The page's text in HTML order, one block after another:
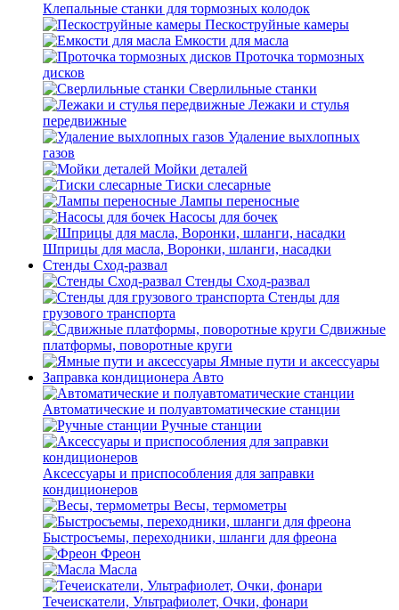
Клепальные станки для тормозных колодок
Пескоструйные камеры
Емкости для масла
Проточка тормозных
дисков
Сверлильные станки
Лежаки и стулья
передвижные
Удаление выхлопных
газов
Мойки деталей
Тиски слесарные
Лампы переносные
Насосы для бочек
Шприцы для масла, Воронки, шланги, насадки
Стенды Сход-развал
Стенды Сход-развал
Стенды для
грузового транспорта
Сдвижные
платформы, поворотные круги
Ямные пути и аксессуары
Заправка кондиционера Авто
Автоматические и полуавтоматические станции
Ручные станции
Аксессуары и приспособления для заправки
кондиционеров
Весы, термометры
Быстросъемы, переходники, шланги для фреона
Фреон
Масла
Течеискатели, Ультрафиолет, Очки, фонари